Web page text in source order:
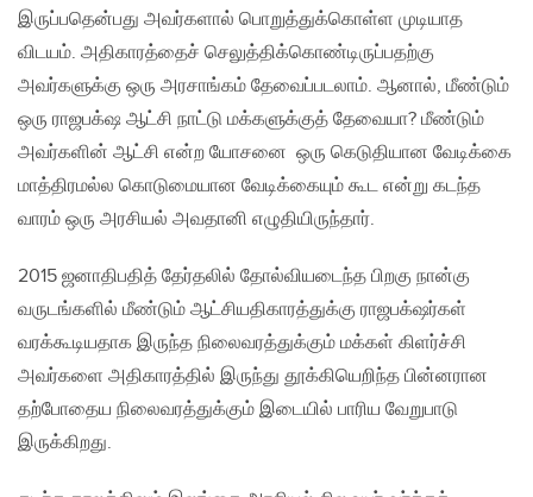
இருப்பதென்பது அவர்களால் பொறுத்துக்கொள்ள முடியாத
விடயம். அதிகாரத்தைச் செலுத்திக்கொண்டிருப்பதற்கு
அவர்களுக்கு ஒரு அரசாங்கம் தேவைப்படலாம். ஆனால், மீண்டும்
ஒரு ராஜபக்‌ஷ ஆட்சி நாட்டு மக்களுக்குத் தேவையா? மீண்டும்
அவர்களின் ஆட்சி என்ற யோசனை ஒரு கெடுதியான வேடிக்கை
மாத்திரமல்ல கொடுமையான வேடிக்கையும் கூட என்று கடந்த
வாரம் ஒரு அரசியல் அவதானி எழுதியிருந்தார்.
2015 ஜனாதிபதித் தேர்தலில் தோல்வியடைந்த பிறகு நான்கு
வருடங்களில் மீண்டும் ஆட்சியதிகாரத்துக்கு ராஜபக்‌ஷர்கள்
வரக்கூடியதாக இருந்த நிலைவரத்துக்கும் மக்கள் கிளர்ச்சி
அவர்களை அதிகாரத்தில் இருந்து தூக்கியெறிந்த பின்னரான
தற்போதைய நிலைவரத்துக்கும் இடையில் பாரிய வேறுபாடு
இருக்கிறது.